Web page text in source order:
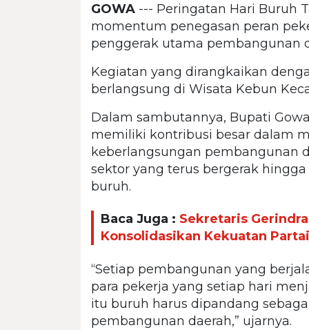
GOWA --- Peringatan Hari Buruh
momentum penegasan peran
penggerak utama pembangunan
Kegiatan yang dirangkaikan
berlangsung di Wisata Kebun
Dalam sambutannya, Bupati
memiliki kontribusi besar dalam
keberlangsungan pembangunan
sektor yang terus bergerak
buruh.
Baca Juga : Sekretaris
Konsolidasikan Kekuatan Partai
“Setiap pembangunan yang
para pekerja yang setiap hari
itu buruh harus dipandang
pembangunan daerah,” ujarnya.